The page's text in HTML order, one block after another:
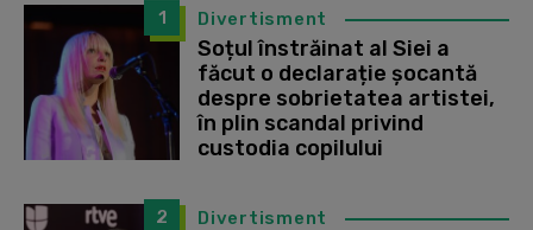
1 Divertisment
Soțul înstrăinat al Siei a
făcut o declarație șocantă
despre sobrietatea artistei,
în plin scandal privind
custodia copilului
2 Divertisment